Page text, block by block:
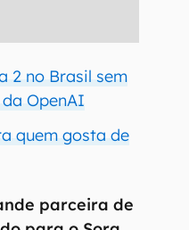
2 no Brasil sem
OpenAI
quem gosta de
parceira de